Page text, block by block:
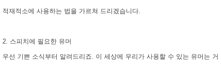
적재적소에 사용하는 법을 가르쳐 드리겠습니다.
2. 스피치에 필요한 유머
우선 기쁜 소식부터 알려드리죠. 이 세상에 우리가 사용할 수 있는 유머는 거